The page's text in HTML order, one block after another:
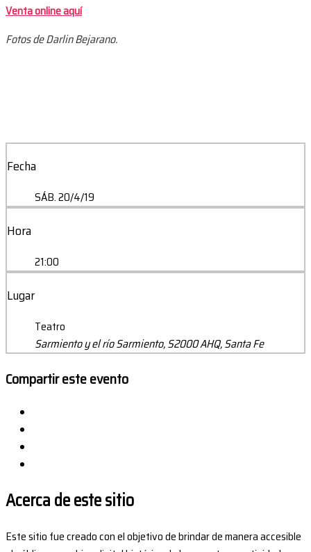
Venta online aquí
Fotos de Darlin Bejarano.
Fecha
SÁB. 20/4/19
Hora
21:00
Lugar
Teatro
Sarmiento y el río Sarmiento, S2000 AHQ, Santa Fe
Compartir este evento
Acerca de este sitio
Este sitio fue creado con el objetivo de brindar de manera accesible